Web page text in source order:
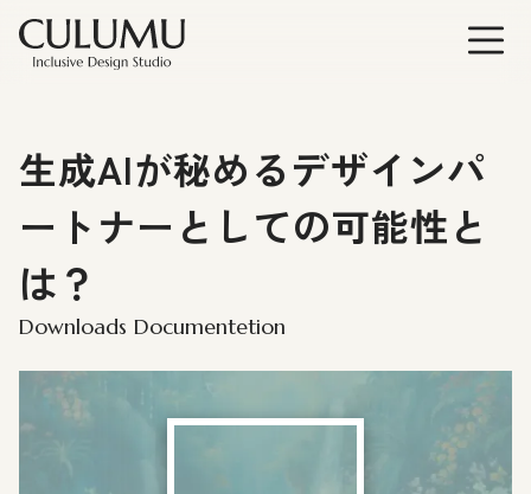
生成AIが秘めるデザインパ
ートナーとしての可能性と
は？
Downloads Documentetion